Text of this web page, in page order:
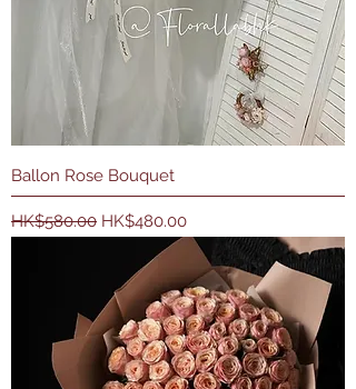
Ballon Rose Bouquet
一般價格
HK$580.00 促銷價格
HK$480.00